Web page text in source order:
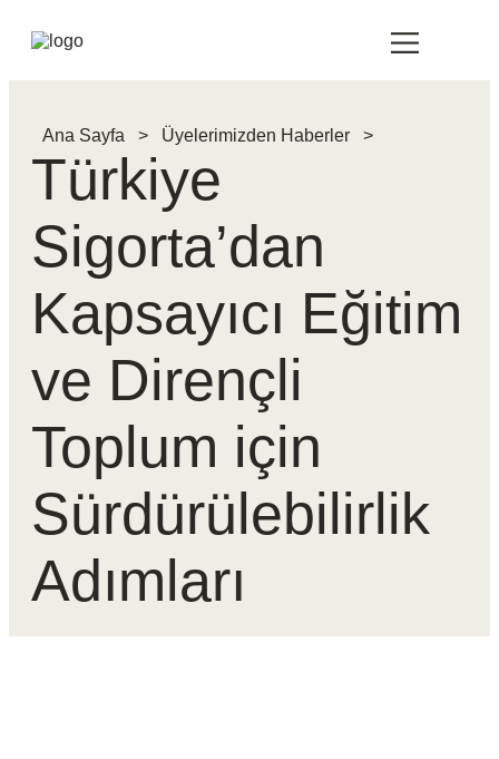
Ana Sayfa > Üyelerimizden Haberler >
Türkiye
Sigorta’dan
Kapsayıcı Eğitim
ve Dirençli
Toplum için
Sürdürülebilirlik
Adımları